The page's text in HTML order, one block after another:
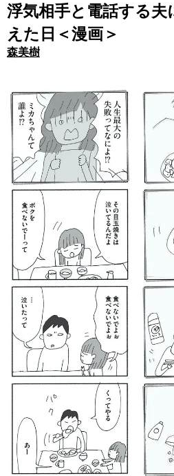
浮気相手と電話する夫
えた日＜漫画＞
森美樹